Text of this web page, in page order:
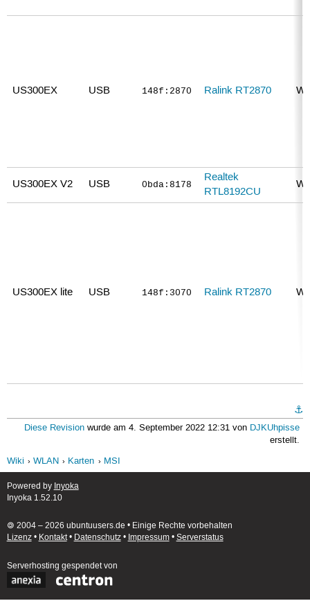
US300EX USB 148f:2870 Ralink RT2870
US300EX V2 USB 0bda:8178
Realtek
RTL8192CU
US300EX lite USB 148f:3070 Ralink RT2870
⚓︎
Diese Revision wurde am 4. September 2022 12:31 von DJKUhpisse
erstellt.
Wiki
WLAN Karten MSI
Powered by Inyoka
Inyoka 1.52.10
🄯 2004 – 2026 ubuntuusers.de • Einige Rechte vorbehalten
Lizenz• Kontakt• Datenschutz• Impressum• Serverstatus
Serverhosting gespendet von